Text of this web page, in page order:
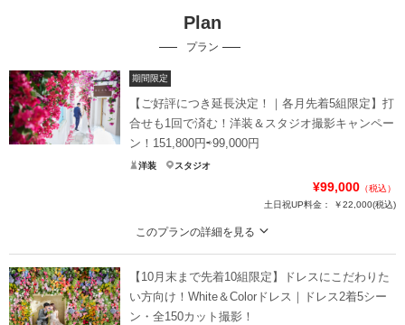
Plan
プラン
期間限定
【ご好評につき延長決定！｜各月先着5組限定】打
合せも1回で済む！洋装＆スタジオ撮影キャンペー
ン！151,800円⇨99,000円
洋装 スタジオ
¥99,000 （税込）
土日祝UP料金：
￥22,000(税込)
このプランの詳細を見る
このプランを当店スタッフがおすすめする理由！
<1>通常151,800円が、なんと99,000円に！
<2>スタジオシーンは3シーンまでご利用可能！
【10月末まで先着10組限定】ドレスにこだわりた
い方向け！White＆Colorドレス｜ドレス2着5シー
ン・全150カット撮影！